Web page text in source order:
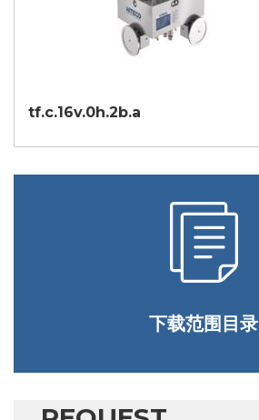
tf.c.16v.0h.2b.a
下载范围目录